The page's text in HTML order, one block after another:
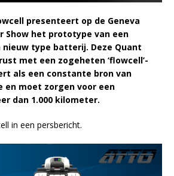
presenteert op de Geneva
Show het prototype van een
type batterij. Deze Quant
met een zogeheten ‘flowcell’-
als een constante bron van
en moet zorgen voor een
dan 1.000 kilometer.
in een persbericht.